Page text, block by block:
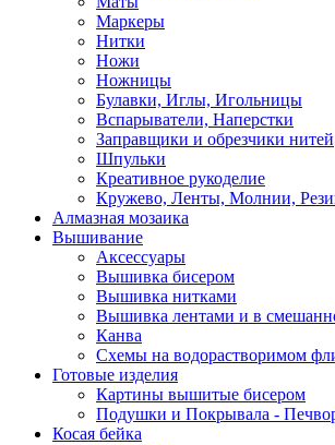
Маркеры
Нитки
Ножи
Ножницы
Булавки, Иглы, Игольницы
Вспарыватели, Наперстки
Заправщики и обрезчики нитей
Шпульки
Креативное рукоделие
Кружево, Ленты, Молнии,
Алмазная мозаика
Вышивание
Аксессуары
Вышивка бисером
Вышивка нитками
Вышивка лентами и в
Канва
Схемы на водорастворимом
Готовые изделия
Картины вышитые бисером
Подушки и Покрывала -
Косая бейка